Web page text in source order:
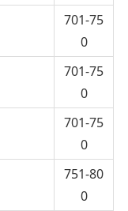
701-75
0
701-75
0
701-75
0
751-80
0